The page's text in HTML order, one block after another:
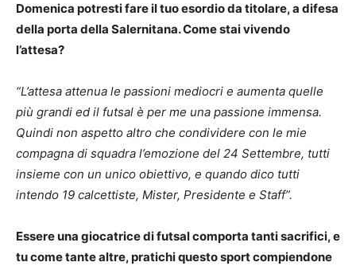
Domenica potresti fare il tuo esordio da titolare, a difesa
della porta della Salernitana. Come stai vivendo
l’attesa?
“L’attesa attenua le passioni mediocri e aumenta quelle
più grandi ed il futsal è per me una passione immensa.
Quindi non aspetto altro che condividere con le mie
compagna di squadra l’emozione del 24 Settembre, tutti
insieme con un unico obiettivo, e quando dico tutti
intendo 19 calcettiste, Mister, Presidente e Staff”.
Essere una giocatrice di futsal comporta tanti sacrifici, e
tu come tante altre, pratichi questo sport compiendone